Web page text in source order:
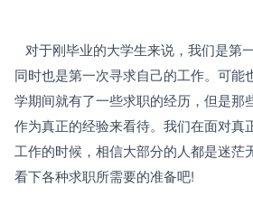
同时也是第一次寻求自己的工作。可能
学期间就有了一些求职的经历，但是那
作为真正的经验来看待。我们在面对真
工作的时候，相信大部分的人都是迷茫
看下各种求职所需要的准备吧!